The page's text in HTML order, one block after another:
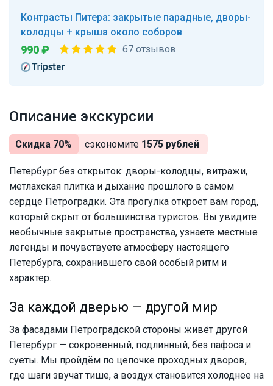
Описание экскурсии
Скидка 70% сэкономите 1575 рублей
Петербург без открыток: дворы-колодцы, витражи,
метлахская плитка и дыхание прошлого в самом
сердце Петроградки. Эта прогулка откроет вам город,
который скрыт от большинства туристов. Вы увидите
необычные закрытые пространства, узнаете местные
легенды и почувствуете атмосферу настоящего
Петербурга, сохранившего свой особый ритм и
характер.
За каждой дверью — другой мир
За фасадами Петроградской стороны живёт другой
Петербург — сокровенный, подлинный, без пафоса и
суеты. Мы пройдём по цепочке проходных дворов,
где шаги звучат тише, а воздух становится холоднее на
Контрасты Питера: закрытые парадные, дворы-
колодцы + крыша около соборов
990 ₽ 67 отзывов